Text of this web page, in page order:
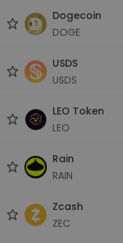
Dogecoin
DOGE
USDS
USDS
LEO Token
LEO
Rain
RAIN
Zcash
ZEC